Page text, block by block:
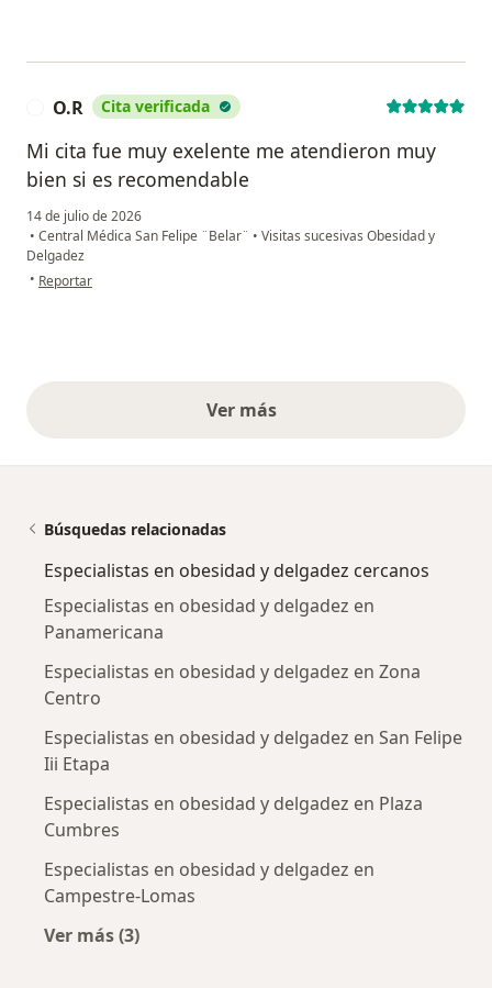
O.R Cita verificada
Mi cita fue muy exelente me atendieron muy
bien si es recomendable
14 de julio de 2026
• Central Médica San Felipe ¨Belar¨ • Visitas sucesivas Obesidad y
Delgadez
• en opinión del usuario O.R
Reportar
Ver másopiniones anteriores
Búsquedas relacionadas
Especialistas en obesidad y delgadez cercanos
Especialistas en obesidad y delgadez en
Panamericana
Especialistas en obesidad y delgadez en Zona
Centro
Especialistas en obesidad y delgadez en San Felipe
Iii Etapa
Especialistas en obesidad y delgadez en Plaza
Cumbres
Especialistas en obesidad y delgadez en
Campestre-Lomas
Ver más (3)